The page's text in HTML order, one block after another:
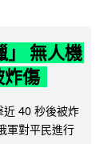
」 無人機
炸傷
近 40 秒後被炸
軍對平民進行